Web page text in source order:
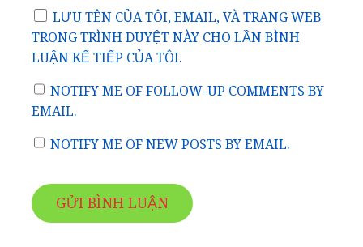
NOTIFY ME OF FOLLOW-UP COMMENTS BY
EMAIL.